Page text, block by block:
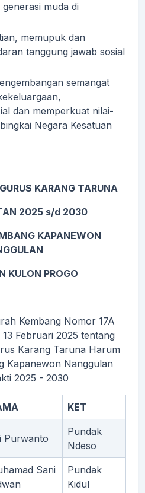
muda di
memupuk dan
tanggung jawab sosial
semangat
dan memperkuat nilai-
Negara Kesatuan
KARANG TARUNA
2025 s/d 2030
KAPANEWON
KULON PROGO
Kembang Nomor 17A
Februari 2025 tentang
Karang Taruna Harum
Kapanewon Nanggulan
2025 - 2030
KET
Purwanto
Pundak
Ndeso
Sani
Pundak
Kidul